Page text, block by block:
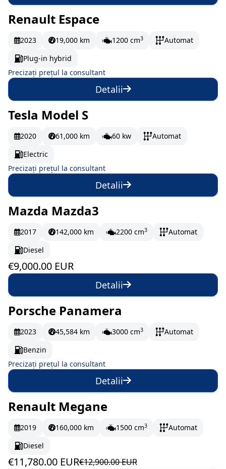
La comandă
Renault Espace
2023 19,000 km 1200 cm3
Automat
Plug-in hybrid
Precizați prețul la consultant
Detalii
La comandă
Tesla Model S
2020 61,000 km 60 kw
Automat
Electric
Precizați prețul la consultant
Detalii
La comandă 150 EUR/lună
Mazda Mazda3
2017 142,000 km 2200 cm3
Automat
Diesel
€9,000.00 EUR
Detalii
La comandă
Porsche Panamera
2023 45,584 km 3000 cm3
Automat
Benzin
Precizați prețul la consultant
Detalii
În stoc 196.33 EUR/lună
Renault Megane
2019 160,000 km 1500 cm3
Automat
Diesel
€11,780.00 EUR€12,900.00 EUR